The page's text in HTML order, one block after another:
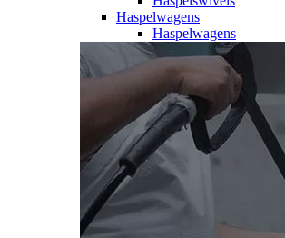
Haspelwagens
Haspelwagens